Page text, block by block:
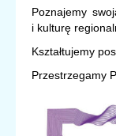
Poznajemy
i kulturę
Kształtujemy
Przestrzegamy